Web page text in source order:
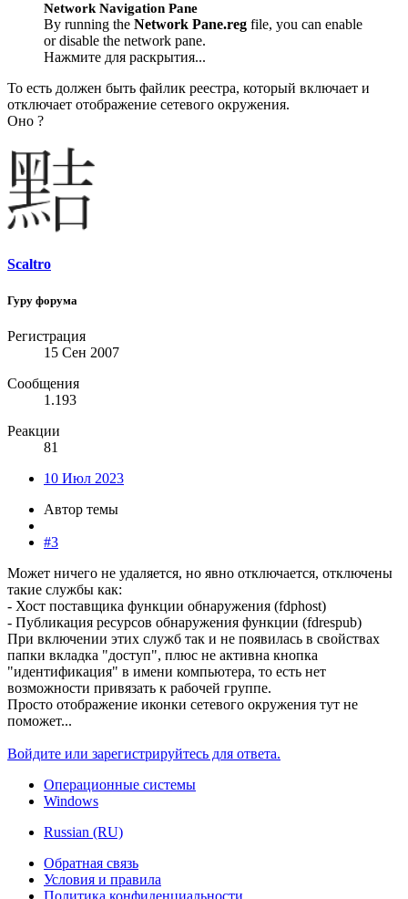
Network Navigation Pane
By running the Network Pane.reg file, you can enable
or disable the network pane.
Нажмите для раскрытия...
То есть должен быть файлик реестра, который включает и
отключает отображение сетевого окружения.
Оно ?
Scaltro
Гуру форума
Регистрация
15 Сен 2007
Сообщения
1.193
Реакции
81
10 Июл 2023
Автор темы
#3
Может ничего не удаляется, но явно отключается, отключены
такие службы как:
- Хост поставщика функции обнаружения (fdphost)
- Публикация ресурсов обнаружения функции (fdrespub)
При включении этих служб так и не появилась в свойствах
папки вкладка "доступ", плюс не активна кнопка
"идентификация" в имени компьютера, то есть нет
возможности привязать к рабочей группе.
Просто отображение иконки сетевого окружения тут не
поможет...
Войдите или зарегистрируйтесь для ответа.
Операционные системы
Windows
Russian (RU)
Обратная связь
Условия и правила
Политика конфиденциальности